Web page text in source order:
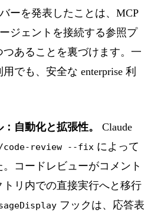
ーを発表したことは、MCP
ジェントを接続する参照プ
つあることを裏づけます。一
でも、安全な enterprise 利
自動化と拡張性。
Claude
/code-review --fix によって
コードレビューがコメント
リ内での直接実行へと移行
フックは、応答表